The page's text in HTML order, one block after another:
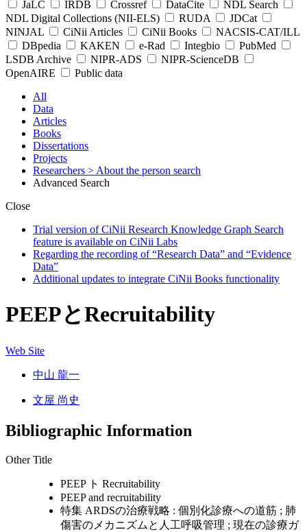
JaLC
IRDB Crossref DataCite
NDL Search
NDL Digital Collections (NII-ELS)
RUDA
JDCat
NINJAL
CiNii Articles CiNii Books
NACSIS-CAT/ILL
DBpedia
KAKEN e-Rad Integbio
PubMed
LSDB Archive
NIPR-ADS
NIPR-ScienceDB
OpenAIRE
Public data
All
Data
Articles
Books
Dissertations
Projects
Researchers > About the person search
Advanced Search
Close
Trial version of CiNii Research Knowledge Graph Search
feature is available on CiNii Labs
Regarding the recording of “Research Data” and “Evidence
Data”
Additional updates to integrate CiNii Books functionality
PEEPとRecruitability
Web Site
中山 龍一
文屋 尚史
Bibliographic Information
Other Title
PEEP ト Recruitability
PEEP and recruitability
特集 ARDSの治療戦略 : 個別化診療への道筋 ; 肺
傷害のメカニズムと人工呼吸管理 ; 現在の診療ガ